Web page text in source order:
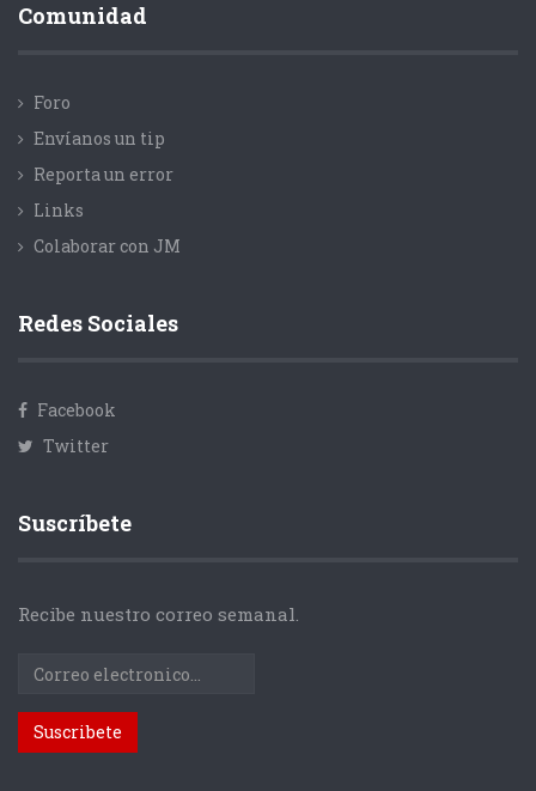
Comunidad
Foro
Envíanos un tip
Reporta un error
Links
Colaborar con JM
Redes Sociales
Facebook
Twitter
Suscríbete
Recibe nuestro correo semanal.